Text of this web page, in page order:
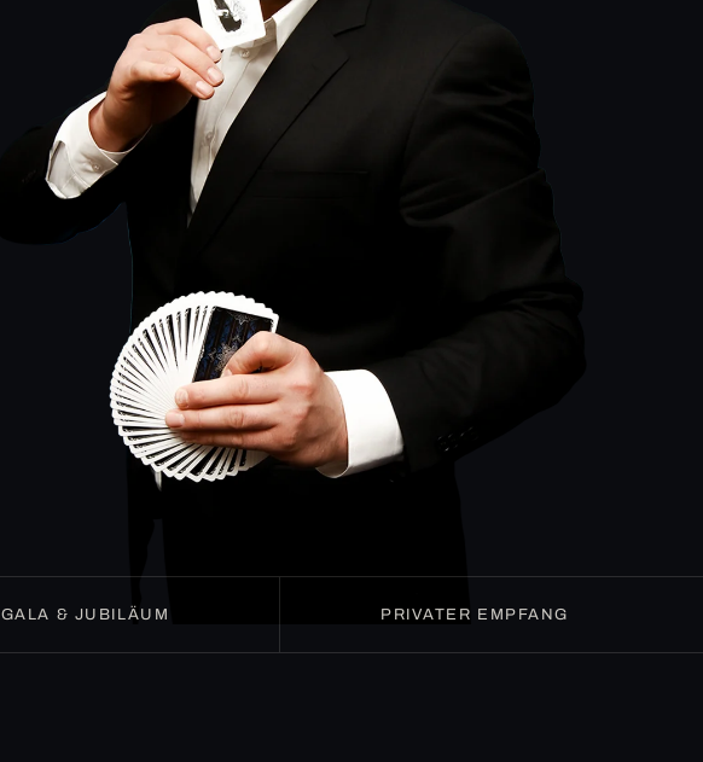
GALA & JUBILÄUM PRIVATER EMPFANG